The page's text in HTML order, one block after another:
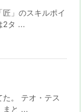
」のスキルポイ
2タ ...
。 テオ・テス
まと ...